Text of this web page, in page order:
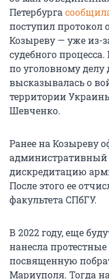
Петербурга
поступил протокол
Козыреву — уже из-
судебного
по уголовному
высказывалась о
территории
Шевченко.
Ранее на Козыреву
административный
дискредитацию
После этого ее
факультета СПбГУ.
В 2022 году, еще
нанесла
посвященную
Мариуполя. Тогда